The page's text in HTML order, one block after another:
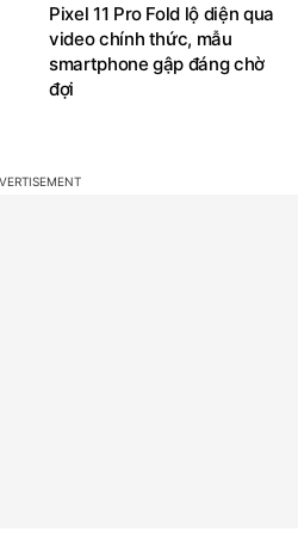
Pixel 11 Pro Fold lộ diện qua
video chính thức, mẫu
smartphone gập đáng chờ
đợi